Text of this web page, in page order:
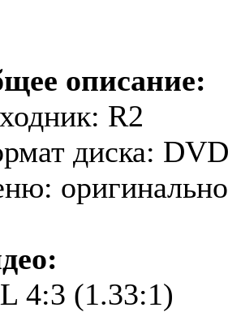
описание:
R2
диска:
4:3 (1.33:1)